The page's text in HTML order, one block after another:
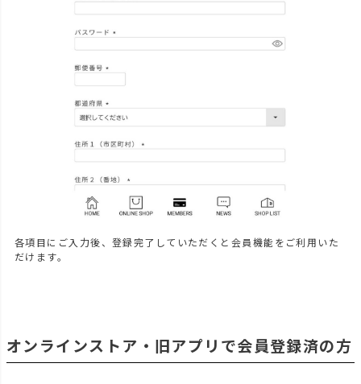
各項目にご入力後、登録完了していただくと会員機能をご利用いた
だけます。
オンラインストア・旧アプリで会員登録済の方